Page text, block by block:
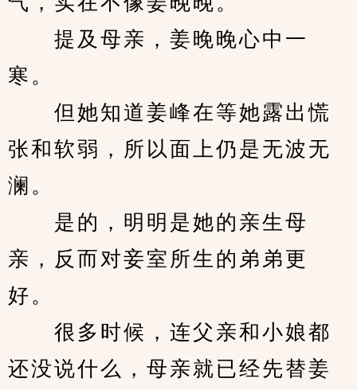
提及母亲，姜晚晚心中一
寒。
但她知道姜峰在等她露出慌
张和软弱，所以面上仍是无波无
澜。
是的，明明是她的亲生母
亲，反而对妾室所生的弟弟更
好。
很多时候，连父亲和小娘都
还没说什么，母亲就已经先替姜